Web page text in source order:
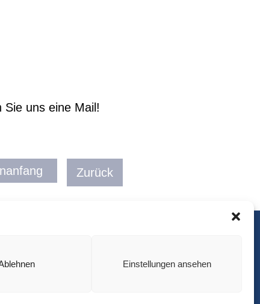
Einstellungen ansehen
Sie uns eine Mail!
Zurück
Datenschutzerklärung